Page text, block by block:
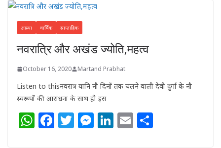
आस्था वार्षिक साप्ताहिक
नवरात्रि और अखंड ज्योति,महत्व
October 16, 2020 Martand Prabhat
Listen to thisनवरात्र यानि नौ दिनों तक चलने वाली देवी दुर्गा के नौ
स्वरूपों की आराधना के साथ ही इस
W F T M Li E